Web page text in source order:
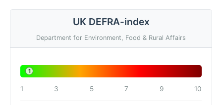
UK DEFRA-index
Department for Environment, Food & Rural Affairs
1
1 3 5 7 9 10